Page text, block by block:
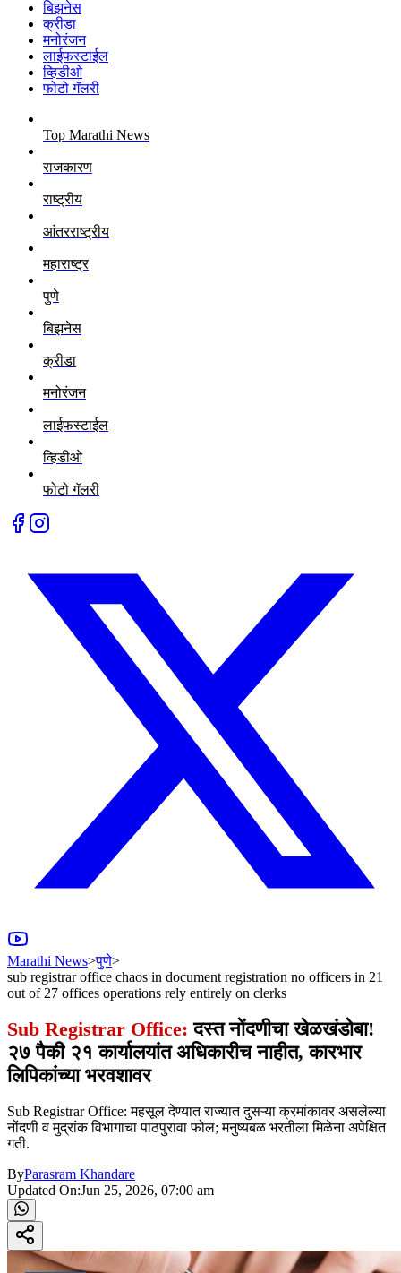
बिझनेस
क्रीडा
मनोरंजन
लाईफस्टाईल
व्हिडीओ
फोटो गॅलरी
Top Marathi News
राजकारण
राष्ट्रीय
आंतरराष्ट्रीय
महाराष्ट्र
पुणे
बिझनेस
क्रीडा
मनोरंजन
लाईफस्टाईल
व्हिडीओ
फोटो गॅलरी
Marathi News>पुणे>
sub registrar office chaos in document registration no officers in 21
out of 27 offices operations rely entirely on clerks
Sub Registrar Office: दस्त नोंदणीचा खेळखंडोबा!
२७ पैकी २१ कार्यालयांत अधिकारीच नाहीत, कारभार
लिपिकांच्या भरवशावर
Sub Registrar Office: महसूल देण्यात राज्यात दुसऱ्या क्रमांकावर असलेल्या
नोंदणी व मुद्रांक विभागाचा पाठपुरावा फोल; मनुष्यबळ भरतीला मिळेना अपेक्षित
गती.
ByParasram Khandare
Updated On:Jun 25, 2026, 07:00 am